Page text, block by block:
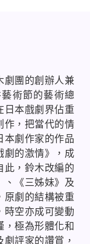
劇團的創辦人兼
術節的藝術總
日本戲劇界佔重
作，把當代的情
本劇作家的作品
劇的激情》，成
此，鈴木改編的
、《三姊妹》及
原劇的結構被重
時空亦成可變動
，極為形體化和
評家的讚賞，